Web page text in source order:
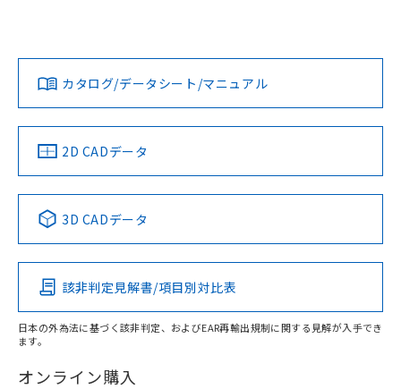
ダウンロードデータをご利用いただく前に、以下を必ずお読
みください。
ソフトウェアの使用条件
対応済み
中国 RoHS 注意事項・凡例
Pb Hg Cd Cr(VI)
O
在庫等で未対応品が混在する可能性があります。
LR型式承認
（イギリス
船舶規格）
DNV型式承認
（ノルウェー
BV型式承認
（フランス
KR型式
（韓国
Yes No No No
この製品の規格認証/適合状況ページへ
その他の認証はこちらのページからご検索ください
カタログ/データシート/マニュアル
2D CADデータ
3D CADデータ
該非判定見解書/項目別対比表
日本の外為法に基づく該非判定、およびEAR再輸出規制に関する見解が入手でき
ます。
オンライン購入